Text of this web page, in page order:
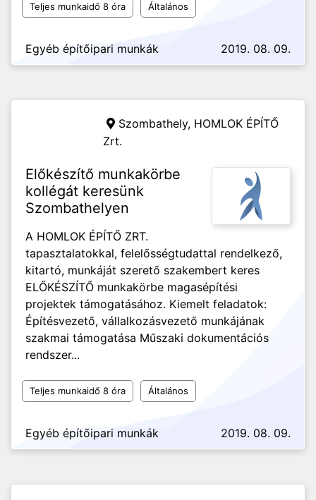
Teljes munkaidő 8 óra Általános
Egyéb építőipari munkák 2019. 08. 09.
Szombathely, HOMLOK ÉPÍTŐ
Zrt.
Előkészítő munkakörbe
kollégát keresünk
Szombathelyen
A HOMLOK ÉPÍTŐ ZRT.
tapasztalatokkal, felelősségtudattal rendelkező,
kitartó, munkáját szerető szakembert keres
ELŐKÉSZÍTŐ munkakörbe magasépítési
projektek támogatásához. Kiemelt feladatok:
Építésvezető, vállalkozásvezető munkájának
szakmai támogatása Műszaki dokumentációs
rendszer...
Teljes munkaidő 8 óra Általános
Egyéb építőipari munkák 2019. 08. 09.